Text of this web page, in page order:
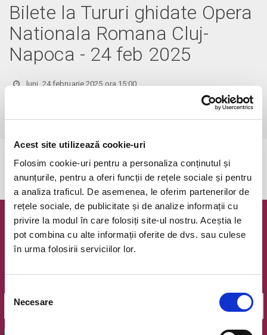
Acest site utilizează cookie-uri
Folosim cookie-uri pentru a personaliza conținutul și
anunțurile, pentru a oferi funcții de rețele sociale și pentru
a analiza traficul. De asemenea, le oferim partenerilor de
rețele sociale, de publicitate și de analize informații cu
privire la modul în care folosiți site-ul nostru. Aceștia le
pot combina cu alte informații oferite de dvs. sau culese
în urma folosirii serviciilor lor.
consimțământului
Necesare
Bilete la Tururi ghidate Opera
Nationala Romana Cluj-
Napoca - 24 feb 2025
luni, 24 februarie 2025 ora 15:00
vezi pe harta
Vârsta recomandată: 12+
Evenimentul a expirat.
Newsletter @ Bilete.ro
Oferte exclusive si o editie saptamanala cu cele mai noi